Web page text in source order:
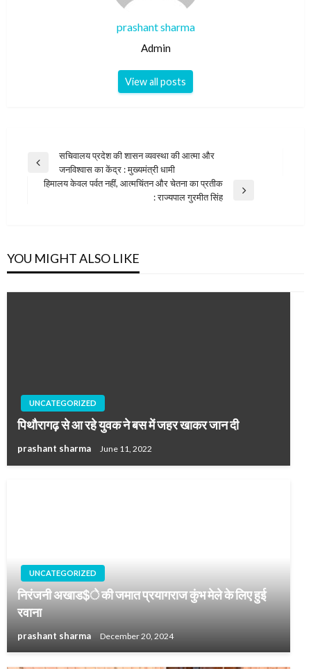
prashant sharma
Admin
View all posts
Post
navigation
Previous
Post
सचिवालय प्रदेश की शासन व्यवस्था की आत्मा और
जनविश्वास का केंद्र : मुख्यमंत्री धामी
हिमालय केवल पर्वत नहीं, आत्मचिंतन और चेतना का प्रतीक
: राज्यपाल गुरमीत सिंह
YOU MIGHT ALSO LIKE
UNCATEGORIZED
पिथौरागढ़ से आ रहे युवक ने बस में जहर खाकर जान दी
prashant sharma June 11, 2022
UNCATEGORIZED
निरंजनी अखाड$े की जमात प्रयागराज कुंभ मेले के लिए हुई
रवाना
prashant sharma December 20, 2024